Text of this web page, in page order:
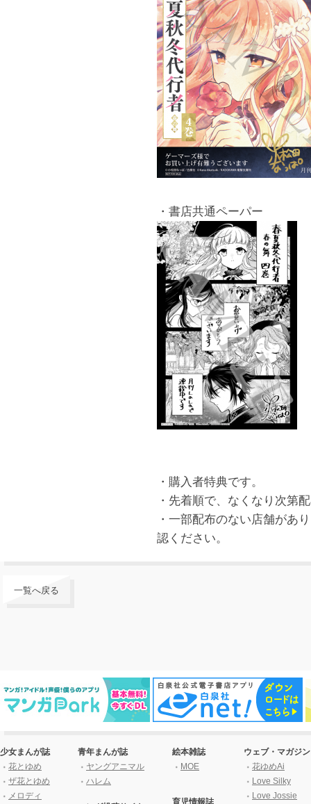
・書店共通ペーパー
・購入者特典です。
・先着順で、なくなり次第
・一部配布のない店舗があ
認ください。
一覧へ戻る
少女まんが誌
花とゆめ
ザ花とゆめ
メロディ
青年まんが誌
ヤングアニマル
ハレム
絵本雑誌
MOE
育児情報誌
ウェブ・マガジン
花ゆめAi
Love Silky
Love Jossie